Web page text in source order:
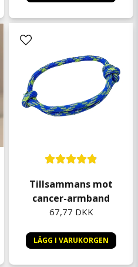
Tillsammans mot
cancer-armband
67,77 DKK
LÄGG I VARUKORGEN